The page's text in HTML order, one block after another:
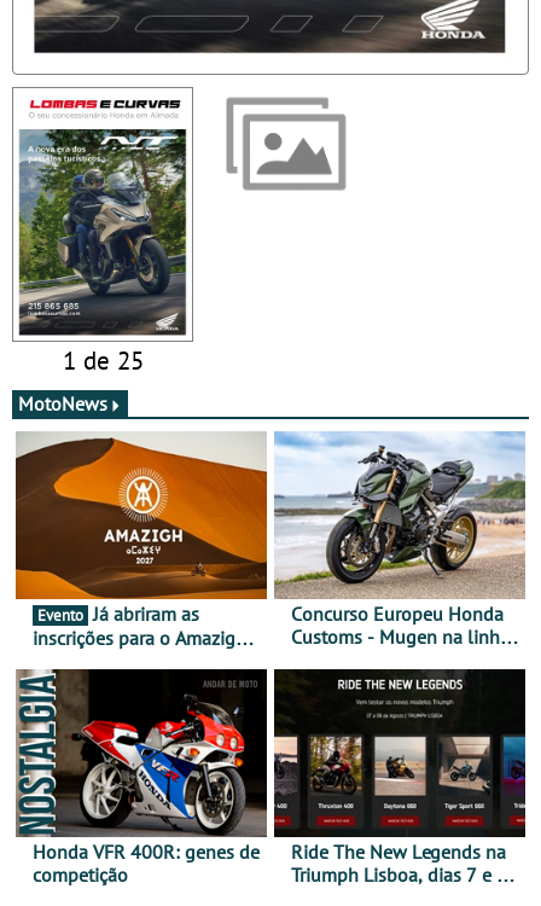
1 de 25
MotoNews
Evento Já abriram as
inscrições para o Amazigh
Marrocos, de 23 abril a 1
maio - The ultimate
experience in Morocco
Concurso Europeu Honda
Customs - Mugen na linha
ganhar
Honda VFR 400R: genes de
competição
Ride The New Legends na
Triumph Lisboa, dias 7 e 8